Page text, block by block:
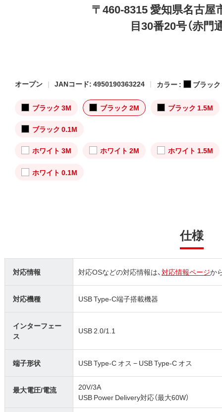
〒460-8315 愛知県名古屋
目30番20号（赤門
オープン JANコード: 4950190363224 カラー : ブラック
ブラック 3M ブラック 2M ブラック 1.5M
ブラック 0.1M
ホワイト 3M ホワイト 2M ホワイト 1.5M
ホワイト 0.1M
仕様
対応情報 対応OSなどの対応情報は、対応情報ページか
対応機種 USB Type-C端子搭載機器
インターフェー
ス
USB 2.0/1.1
端子形状 USB Type-C オス − USB Type-C オス
最大電圧/電流
20V/3A
USB Power Delivery対応（最大60W）